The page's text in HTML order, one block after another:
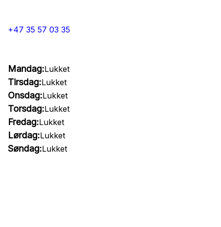
+47 35 57 03 35
Mandag:Lukket
Tirsdag:Lukket
Onsdag:Lukket
Torsdag:Lukket
Fredag:Lukket
Lørdag:Lukket
Søndag:Lukket